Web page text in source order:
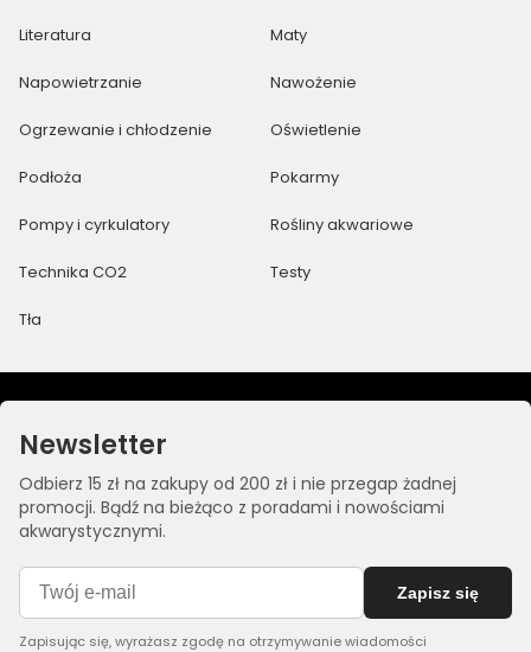
Literatura Maty
Napowietrzanie Nawożenie
Ogrzewanie i chłodzenie Oświetlenie
Podłoża Pokarmy
Pompy i cyrkulatory Rośliny akwariowe
Technika CO2 Testy
Tła
Newsletter
Odbierz 15 zł na zakupy od 200 zł i nie przegap żadnej
promocji. Bądź na bieżąco z poradami i nowościami
akwarystycznymi.
Zapisz się
Zapisując się, wyrażasz zgodę na otrzymywanie wiadomości